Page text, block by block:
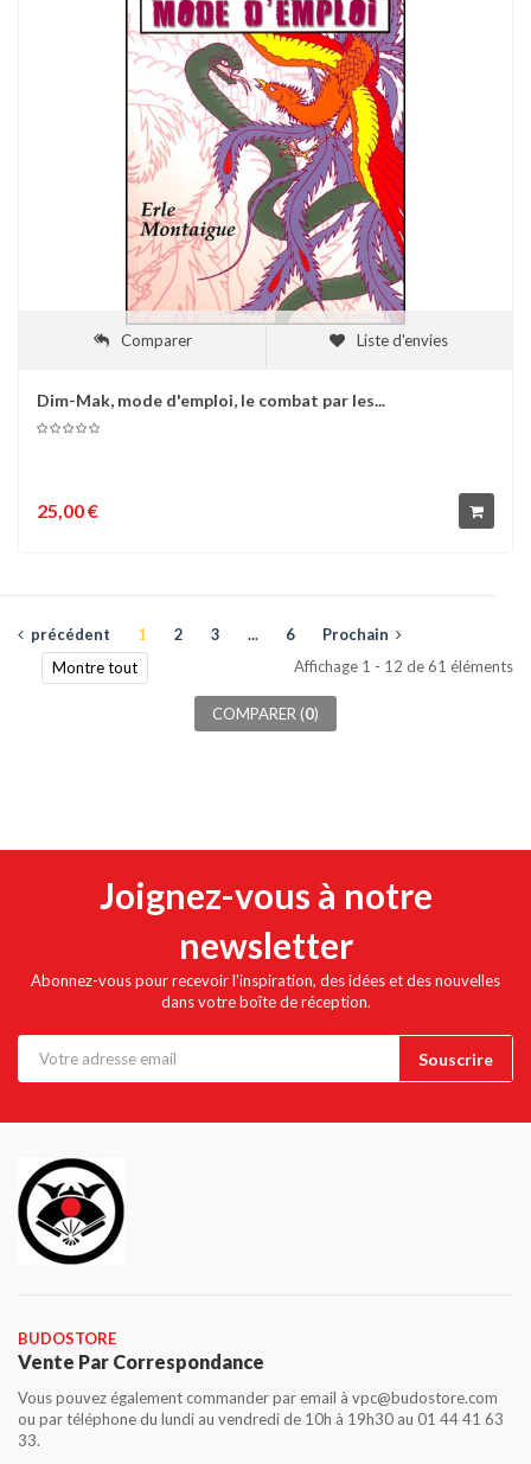
Comparer Liste d'envies
Dim-Mak, mode d'emploi, le combat par les...
25,00 €
précédent 1 2 3 ... 6
Prochain
Montre tout
Affichage 1 - 12 de 61 éléments
COMPARER (0)
Joignez-vous à notre
newsletter
Abonnez-vous pour recevoir l'inspiration, des idées et des nouvelles
dans votre boîte de réception.
BUDOSTORE
Vente Par Correspondance
Vous pouvez également commander par email à vpc@budostore.com
ou par téléphone du lundi au vendredi de 10h à 19h30 au 01 44 41 63
33.